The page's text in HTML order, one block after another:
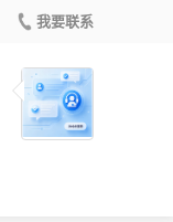
我要联系